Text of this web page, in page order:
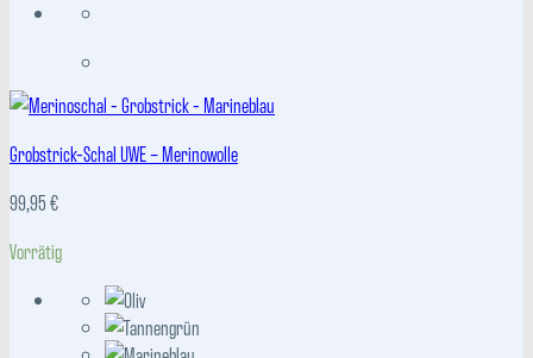
Grobstrick-Schal UWE – Merinowolle
99,95€
Vorrätig